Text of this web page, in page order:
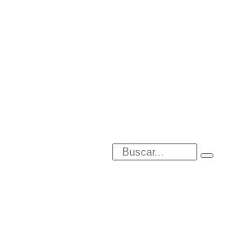
Introduce términos de